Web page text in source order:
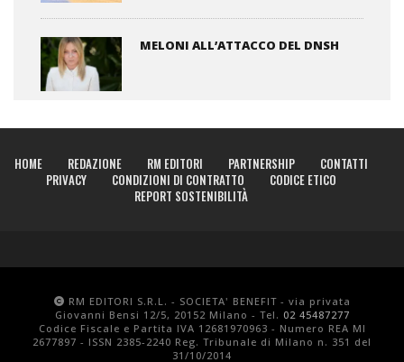
MELONI ALL’ATTACCO DEL DNSH
HOME REDAZIONE RM EDITORI PARTNERSHIP
CONTATTI
PRIVACY
CONDIZIONI DI CONTRATTO
CODICE ETICO
REPORT SOSTENIBILITÀ
RM EDITORI S.R.L. - SOCIETA' BENEFIT - via privata
Giovanni Bensi 12/5, 20152 Milano - Tel. 02 45487277
Codice Fiscale e Partita IVA 12681970963 - Numero REA MI
2677897 - ISSN 2385-2240 Reg. Tribunale di Milano n. 351 del
31/10/2014